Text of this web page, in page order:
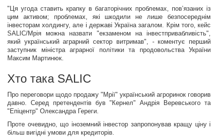
"Ця угода ставить крапку в багаторічних проблемах, пов’язаних із
цим активом; проблемах, які шкодили не лише безпосереднім
інвесторам холдингу, але і державі Україна загалом. Крім того, кейс
SALIC/Мрія можна назвати "екзаменом на інвестпривабливість",
який український аграрний сектор витримав", - коментує перший
заступник міністра аграрної політики та продовольства України
Максим Мартинюк.
Хто така SALIC
Про переговори щодо продажу "Мрії" український агроринок говорив
давно. Серед претендентів був "Кернел" Андрія Веревського та
"Епіцентр" Олександра Гереги.
Проте очевидно, що іноземний інвестор запропонував кращу ціну і
більш вигідні умови для кредиторів.